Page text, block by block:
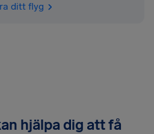
ditt flyg
hjälpa dig att få